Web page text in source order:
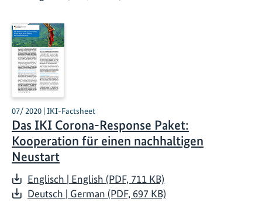
07/ 2020 | IKI-Factsheet
Das IKI Corona-Response Paket:
Kooperation für einen nachhaltigen
Neustart
Englisch | English (PDF, 711 KB)
Deutsch | German (PDF, 697 KB)